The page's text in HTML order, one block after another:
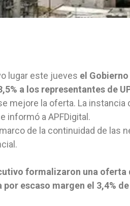
lugar este jueves el
a los representantes de
mejore la oferta. La instancia
informó a APFDigital.
de la continuidad de las
formalizaron una
por escaso margen el 3,4%